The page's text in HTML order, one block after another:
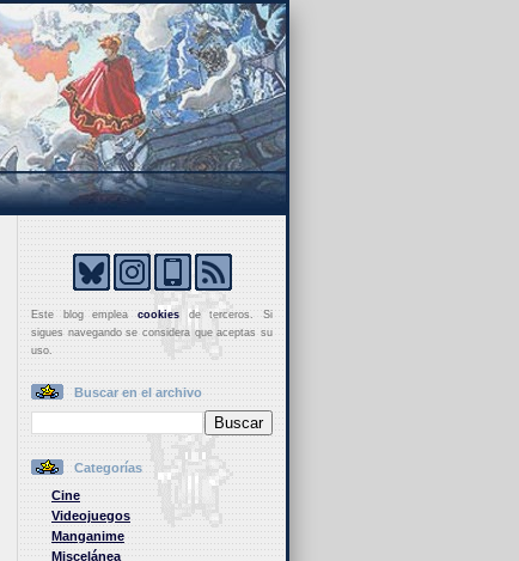
Este blog empleacookies de terceros. Si
sigues navegando se considera que aceptas su
uso.
Buscar en el archivo
Categorías
Cine
Videojuegos
Manganime
Miscelánea